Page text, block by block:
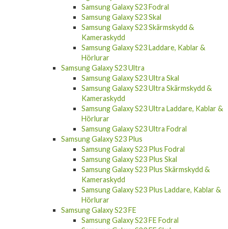
Samsung Galaxy A05s Skal
Samsung Galaxy A05s Laddare, Kablar &
Hörlurar
Samsung Galaxy S23
Samsung Galaxy S23 Fodral
Samsung Galaxy S23 Skal
Samsung Galaxy S23 Skärmskydd &
Kameraskydd
Samsung Galaxy S23 Laddare, Kablar &
Hörlurar
Samsung Galaxy S23 Ultra
Samsung Galaxy S23 Ultra Skal
Samsung Galaxy S23 Ultra Skärmskydd &
Kameraskydd
Samsung Galaxy S23 Ultra Laddare, Kablar &
Hörlurar
Samsung Galaxy S23 Ultra Fodral
Samsung Galaxy S23 Plus
Samsung Galaxy S23 Plus Fodral
Samsung Galaxy S23 Plus Skal
Samsung Galaxy S23 Plus Skärmskydd &
Kameraskydd